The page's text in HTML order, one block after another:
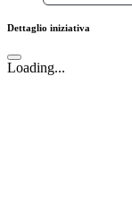
Dettaglio iniziativa
Loading...